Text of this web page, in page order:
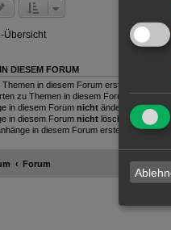
Übersicht
DIESEM FORUM
Themen in diesem Forum erstellen.
zu Themen in diesem Forum erstellen.
in diesem Forum nicht ändern.
in diesem Forum nicht löschen.
in diesem Forum erstellen.
Forum